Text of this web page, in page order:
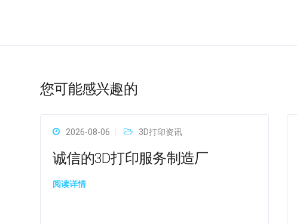
您可能感兴趣的
2026-08-06 3D打印资讯
诚信的3D打印服务制造厂
阅读详情